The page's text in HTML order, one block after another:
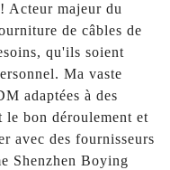
Acteur majeur du
de câbles de
qu'ils soient
Ma vaste
adaptées à des
le bon déroulement et
avec des fournisseurs
Shenzhen Boying